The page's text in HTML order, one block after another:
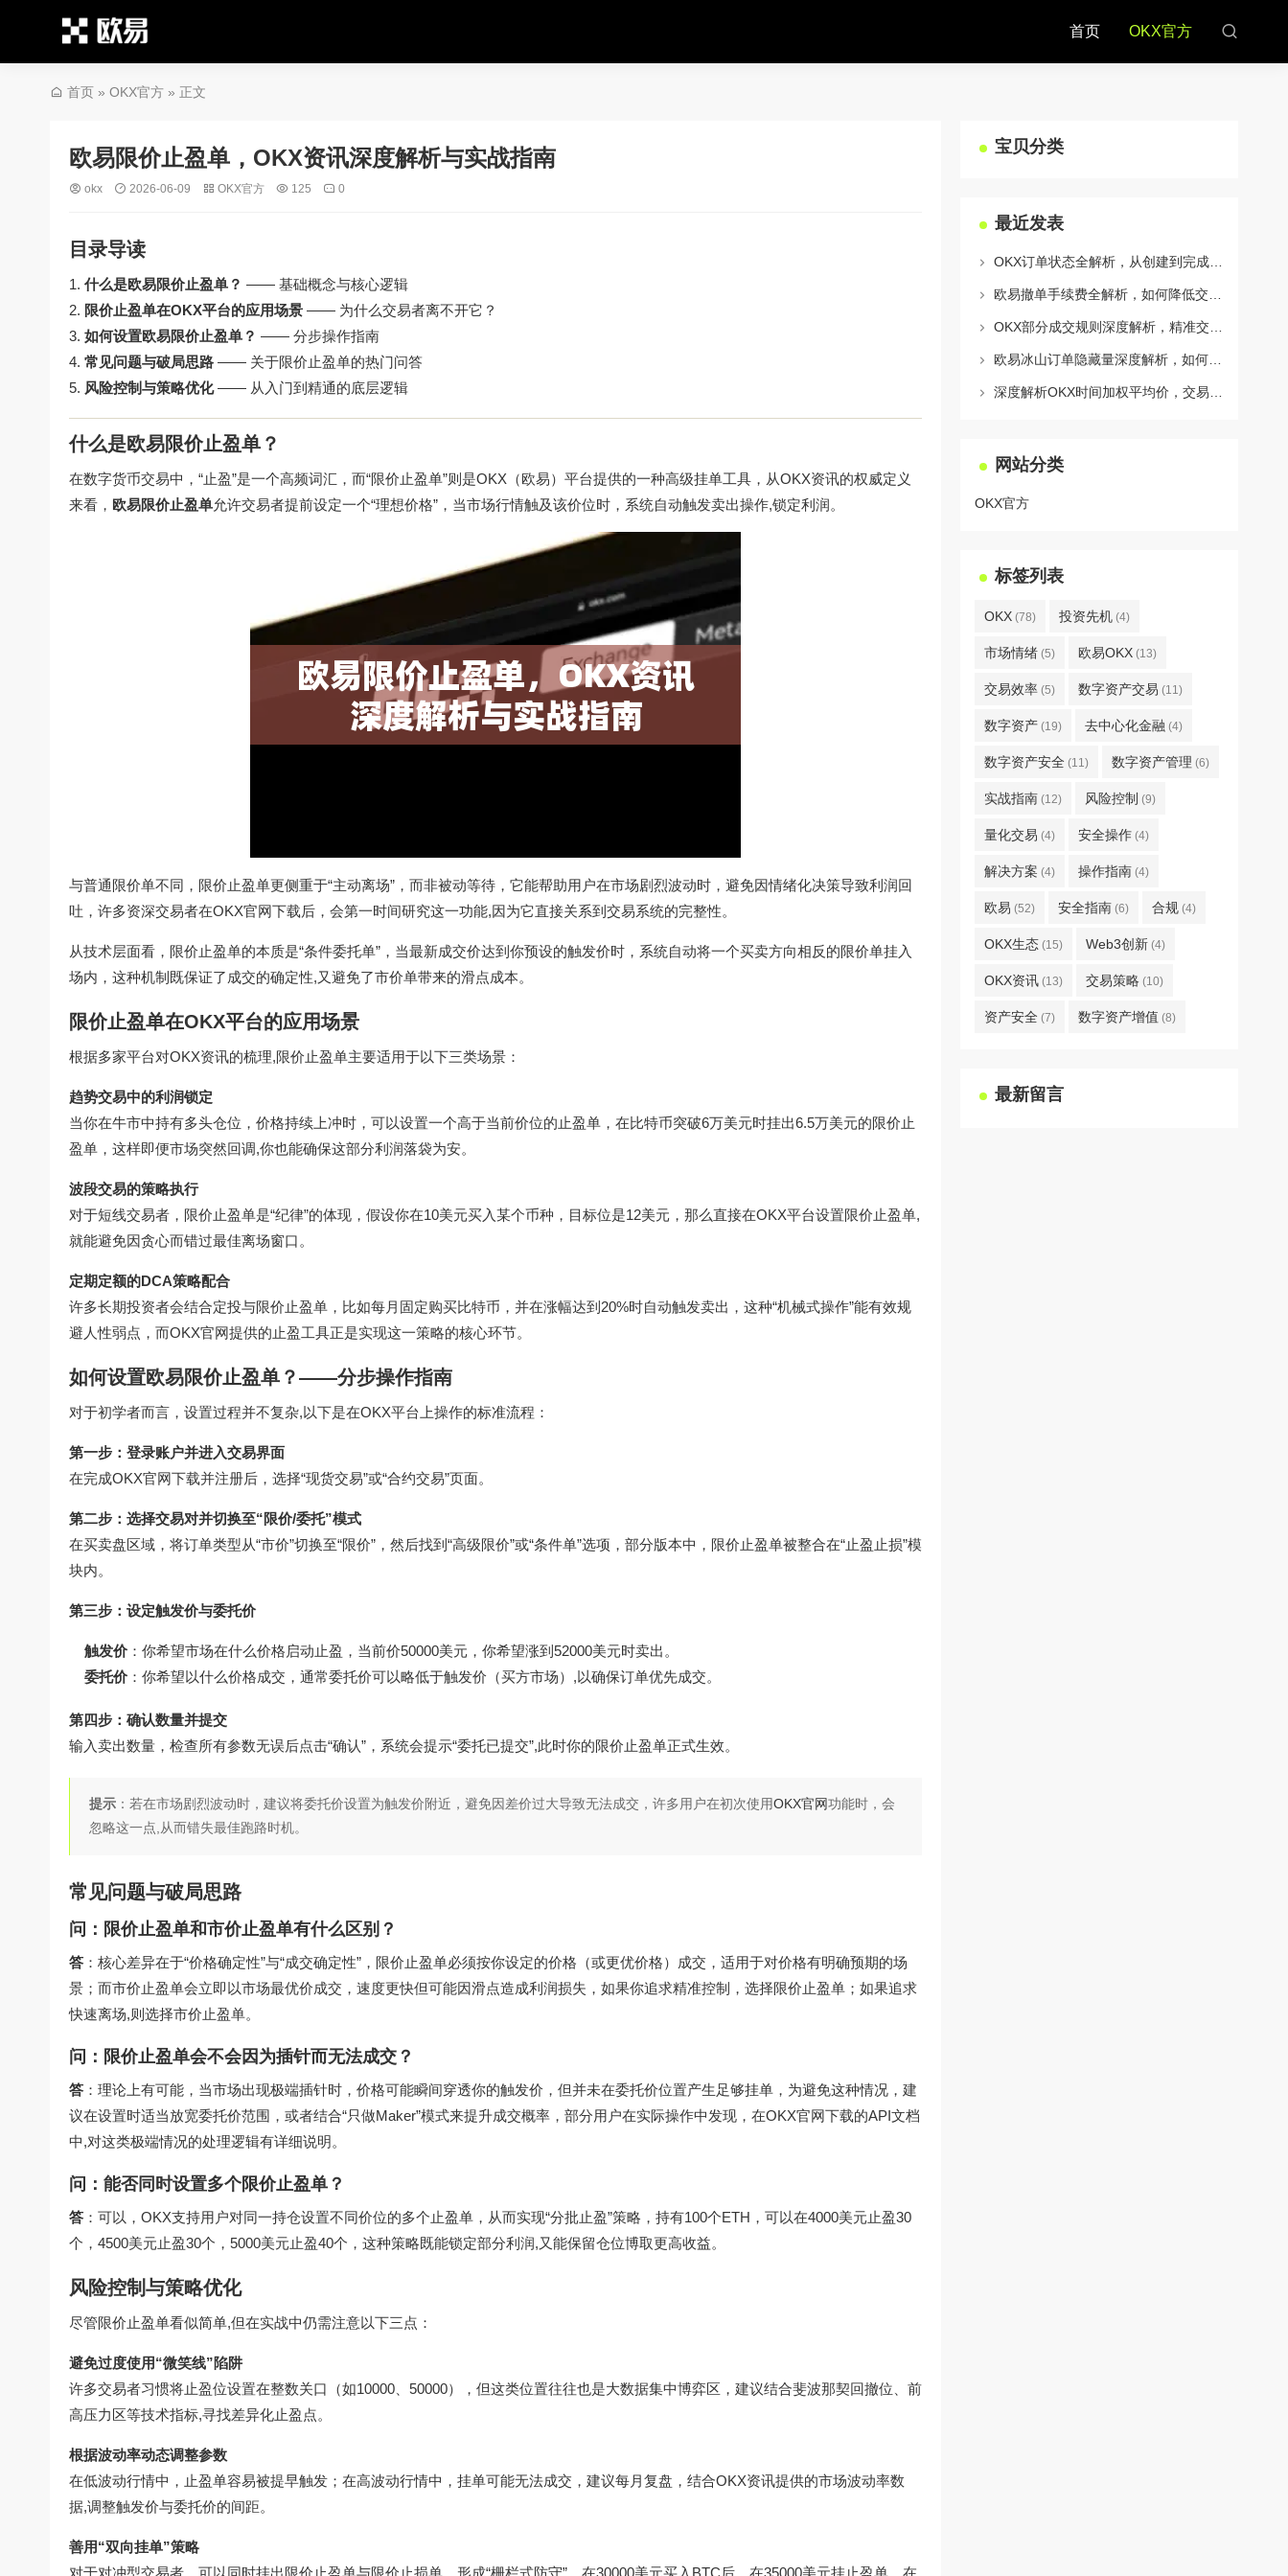
首页 OKX官方
首页 » OKX官方 » 正文
欧易限价止盈单，OKX资讯深度解析与实战指南
okx 2026-06-09 OKX官方 125 0
目录导读
什么是欧易限价止盈单？ —— 基础概念与核心逻辑
限价止盈单在OKX平台的应用场景 —— 为什么交易者离不开它？
如何设置欧易限价止盈单？ —— 分步操作指南
常见问题与破局思路 —— 关于限价止盈单的热门问答
风险控制与策略优化—— 从入门到精通的底层逻辑
什么是欧易限价止盈单？
在数字货币交易中，“止盈”是一个高频词汇，而“限价止盈单”则是OKX（欧易）平台提供的一种高级挂单工具，从OKX资讯的权威定义
来看， 欧易限价止盈单允许交易者提前设定一个“理想价格”，当市场行情触及该价位时，系统自动触发卖出操作,锁定利润。
与普通限价单不同，限价止盈单更侧重于“主动离场”，而非被动等待，它能帮助用户在市场剧烈波动时，避免因情绪化决策导致利润回
吐，许多资深交易者在OKX官网下载后，会第一时间研究这一功能,因为它直接关系到交易系统的完整性。
从技术层面看，限价止盈单的本质是“条件委托单”，当最新成交价达到你预设的触发价时，系统自动将一个买卖方向相反的限价单挂入
场内，这种机制既保证了成交的确定性,又避免了市价单带来的滑点成本。
限价止盈单在OKX平台的应用场景
根据多家平台对OKX资讯的梳理,限价止盈单主要适用于以下三类场景：
趋势交易中的利润锁定
当你在牛市中持有多头仓位，价格持续上冲时，可以设置一个高于当前价位的止盈单，在比特币突破6万美元时挂出6.5万美元的限价止
盈单，这样即便市场突然回调,你也能确保这部分利润落袋为安。
波段交易的策略执行
对于短线交易者，限价止盈单是“纪律”的体现，假设你在10美元买入某个币种，目标位是12美元，那么直接在OKX平台设置限价止盈单,
就能避免因贪心而错过最佳离场窗口。
定期定额的DCA策略配合
许多长期投资者会结合定投与限价止盈单，比如每月固定购买比特币，并在涨幅达到20%时自动触发卖出，这种“机械式操作”能有效规
避人性弱点，而OKX官网提供的止盈工具正是实现这一策略的核心环节。
如何设置欧易限价止盈单？——分步操作指南
对于初学者而言，设置过程并不复杂,以下是在OKX平台上操作的标准流程：
第一步：登录账户并进入交易界面
在完成OKX官网下载并注册后，选择“现货交易”或“合约交易”页面。
第二步：选择交易对并切换至“限价/委托”模式
在买卖盘区域，将订单类型从“市价”切换至“限价”，然后找到“高级限价”或“条件单”选项，部分版本中，限价止盈单被整合在“止盈止损”模
块内。
第三步：设定触发价与委托价
触发价 ：你希望市场在什么价格启动止盈，当前价50000美元，你希望涨到52000美元时卖出。
委托价 ：你希望以什么价格成交，通常委托价可以略低于触发价（买方市场）,以确保订单优先成交。
第四步：确认数量并提交
输入卖出数量，检查所有参数无误后点击“确认”，系统会提示“委托已提交”,此时你的限价止盈单正式生效。
提示 ：若在市场剧烈波动时，建议将委托价设置为触发价附近，避免因差价过大导致无法成交，许多用户在初次使用OKX官网功能时，会
忽略这一点,从而错失最佳跑路时机。
常见问题与破局思路
问：限价止盈单和市价止盈单有什么区别？
答 ：核心差异在于“价格确定性”与“成交确定性”，限价止盈单必须按你设定的价格（或更优价格）成交，适用于对价格有明确预期的场
景；而市价止盈单会立即以市场最优价成交，速度更快但可能因滑点造成利润损失，如果你追求精准控制，选择限价止盈单；如果追求
快速离场,则选择市价止盈单。
问：限价止盈单会不会因为插针而无法成交？
答 ：理论上有可能，当市场出现极端插针时，价格可能瞬间穿透你的触发价，但并未在委托价位置产生足够挂单，为避免这种情况，建
议在设置时适当放宽委托价范围，或者结合“只做Maker”模式来提升成交概率，部分用户在实际操作中发现，在OKX官网下载的API文档
中,对这类极端情况的处理逻辑有详细说明。
问：能否同时设置多个限价止盈单？
答 ：可以，OKX支持用户对同一持仓设置不同价位的多个止盈单，从而实现“分批止盈”策略，持有100个ETH，可以在4000美元止盈30
个，4500美元止盈30个，5000美元止盈40个，这种策略既能锁定部分利润,又能保留仓位博取更高收益。
风险控制与策略优化
尽管限价止盈单看似简单,但在实战中仍需注意以下三点：
避免过度使用“微笑线”陷阱
许多交易者习惯将止盈位设置在整数关口（如10000、50000），但这类位置往往也是大数据集中博弈区，建议结合斐波那契回撤位、前
高压力区等技术指标,寻找差异化止盈点。
根据波动率动态调整参数
在低波动行情中，止盈单容易被提早触发；在高波动行情中，挂单可能无法成交，建议每月复盘，结合OKX资讯提供的市场波动率数
据,调整触发价与委托价的间距。
善用“双向挂单”策略
对于对冲型交易者，可以同时挂出限价止盈单与限价止损单，形成“栅栏式防守”，在30000美元买入BTC后，在35000美元挂止盈单，在
宝贝分类
最近发表
网站分类
OKX官方
标签列表
OKX (78) 投资先机 (4)
市场情绪 (5) 欧易OKX (13)
交易效率 (5) 数字资产交易 (11)
数字资产 (19) 去中心化金融 (4)
数字资产安全 (11) 数字资产管理 (6)
实战指南 (12) 风险控制 (9)
量化交易 (4) 安全操作 (4)
解决方案 (4) 操作指南 (4)
欧易 (52) 安全指南 (6) 合规 (4)
OKX生态 (15) Web3创新 (4)
OKX资讯 (13) 交易策略 (10)
资产安全 (7) 数字资产增值 (8)
最新留言